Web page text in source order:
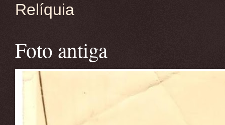
Relíquia
Foto antiga